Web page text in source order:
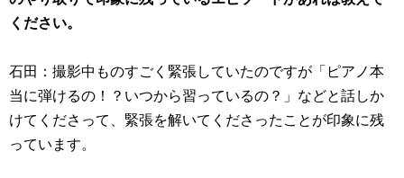
ください。
石田：撮影中ものすごく緊張していたのですが「ピアノ本
当に弾けるの！？いつから習っているの？」などと話しか
けてくださって、緊張を解いてくださったことが印象に残
っています。